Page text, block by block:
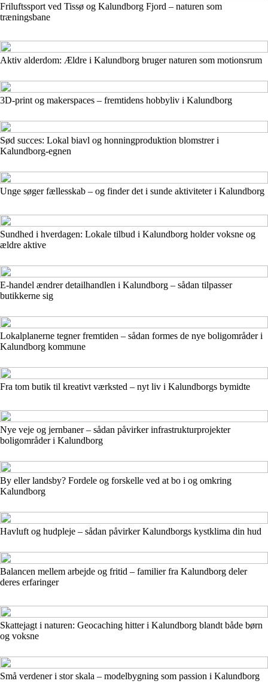
Friluftssport ved Tissø og Kalundborg Fjord – naturen som
træningsbane
Aktiv alderdom: Ældre i Kalundborg bruger naturen som motionsrum
3D-print og makerspaces – fremtidens hobbyliv i Kalundborg
Sød succes: Lokal biavl og honningproduktion blomstrer i
Kalundborg-egnen
Unge søger fællesskab – og finder det i sunde aktiviteter i Kalundborg
Sundhed i hverdagen: Lokale tilbud i Kalundborg holder voksne og
ældre aktive
E-handel ændrer detailhandlen i Kalundborg – sådan tilpasser
butikkerne sig
Lokalplanerne tegner fremtiden – sådan formes de nye boligområder i
Kalundborg kommune
Fra tom butik til kreativt værksted – nyt liv i Kalundborgs bymidte
Nye veje og jernbaner – sådan påvirker infrastrukturprojekter
boligområder i Kalundborg
By eller landsby? Fordele og forskelle ved at bo i og omkring
Kalundborg
Havluft og hudpleje – sådan påvirker Kalundborgs kystklima din hud
Balancen mellem arbejde og fritid – familier fra Kalundborg deler
deres erfaringer
Skattejagt i naturen: Geocaching hitter i Kalundborg blandt både børn
og voksne
Små verdener i stor skala – modelbygning som passion i Kalundborg